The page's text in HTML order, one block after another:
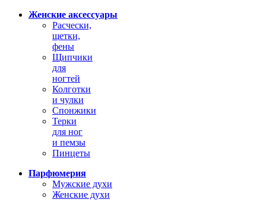
Женские аксессуары
Расчески,
щетки,
фены
Щипчики
для
ногтей
Колготки
и чулки
Спонжики
Терки
для ног
и пемзы
Пинцеты
Парфюмерия
Мужские духи
Женские духи